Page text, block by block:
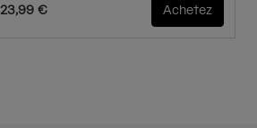
23,99 € Achetez